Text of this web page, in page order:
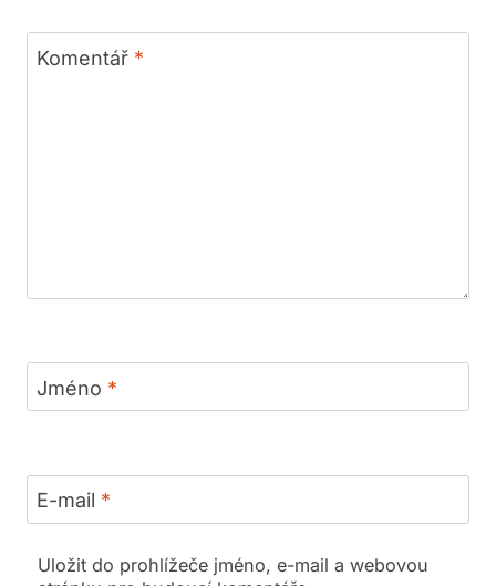
Komentář *
Jméno *
E-mail *
Uložit do prohlížeče jméno, e-mail a webovou